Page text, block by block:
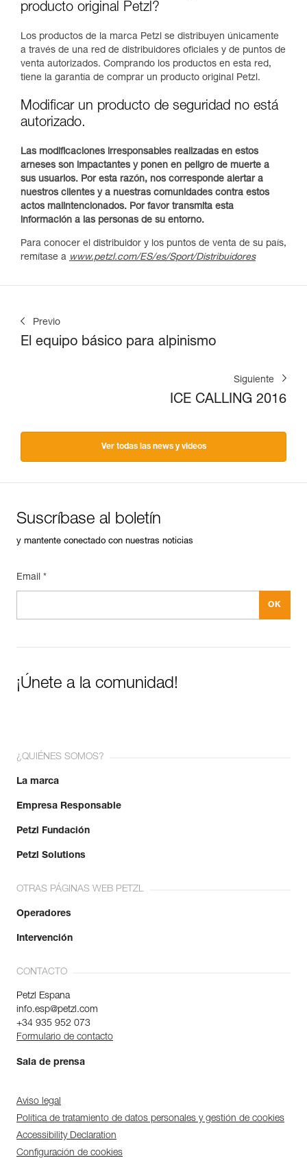
producto original Petzl?
Los productos de la marca Petzl se distribuyen únicamente
a través de una red de distribuidores oficiales y de puntos de
venta autorizados. Comprando los productos en esta red,
tiene la garantía de comprar un producto original Petzl.
Modificar un producto de seguridad no está
autorizado.
Las modificaciones irresponsables realizadas en estos
arneses son impactantes y ponen en peligro de muerte a
sus usuarios. Por esta razón, nos corresponde alertar a
nuestros clientes y a nuestras comunidades contra estos
actos malintencionados. Por favor transmita esta
información a las personas de su entorno.
Para conocer el distribuidor y los puntos de venta de su país,
remítase a www.petzl.com/ES/es/Sport/Distribuidores
Previo
El equipo básico para alpinismo
Siguiente
ICE CALLING 2016
Ver todas las news y videos
Suscríbase al boletín
y mantente conectado con nuestras noticias
Email *
¡Únete a la comunidad!
¿QUIÉNES SOMOS?
La marca
Empresa Responsable
Petzl Fundación
Petzl Solutions
OTRAS PÁGINAS WEB PETZL
Operadores
Intervención
CONTACTO
Petzl Espana
info.esp@petzl.com
+34 935 952 073
Formulario de contacto
Sala de prensa
Aviso legal
Política de tratamiento de datos personales y gestión de cookies
Accessibility Declaration
Configuración de cookies